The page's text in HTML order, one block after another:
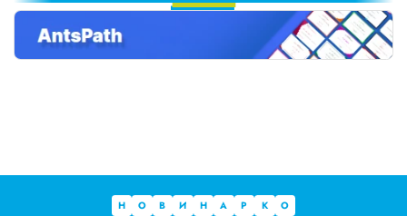
Краставиците са 95% вода. Предлагат ли някакви хранителни ползи?
Как да постъпваме с близките, които не ни ценят
6
Н О В И Н А Р К О